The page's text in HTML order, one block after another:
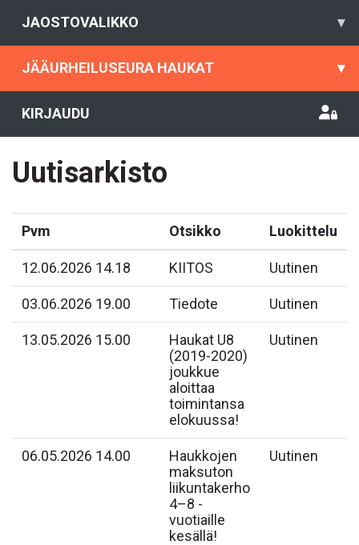
JAOSTOVALIKKO ▾
JÄÄURHEILUSEURA HAUKAT ▾
KIRJAUDU
Uutisarkisto
Pvm Otsikko Luokittelu
12.06.2026 14.18 KIITOS Uutinen
03.06.2026 19.00 Tiedote Uutinen
13.05.2026 15.00
Haukat U8
(2019-2020)
joukkue
aloittaa
toimintansa
elokuussa!
Uutinen
06.05.2026 14.00
Haukkojen
maksuton
liikuntakerho
4–8 -
vuotiaille
kesällä!
Uutinen